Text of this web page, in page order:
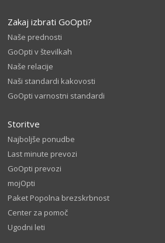
Zakaj izbrati GoOpti?
Naše prednosti
GoOpti v številkah
Naše relacije
Naši standardi kakovosti
GoOpti varnostni standardi
Storitve
Najboljše ponudbe
Last minute prevozi
GoOpti prevozi
mojOpti
Paket Popolna brezskrbnost
Center za pomoč
Ugodni leti